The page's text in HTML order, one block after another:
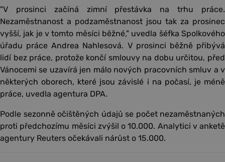
"V prosinci začíná zimní přestávka na trhu práce.
Nezaměstnanost a podzaměstnanost jsou tak za prosinec
vyšší, jak je v tomto měsíci běžné," uvedla šéfka Spolkového
úřadu práce Andrea Nahlesová. V prosinci běžně přibývá
lidí bez práce, protože končí smlouvy na dobu určitou, před
Vánocemi se uzavírá jen málo nových pracovních smluv a v
některých oborech, které jsou závislé i na počasí, je méně
práce, uvedla agentura DPA.
Podle sezonně očištěných údajů se počet nezaměstnaných
proti předchozímu měsíci zvýšil o 10.000. Analytici v anketě
agentury Reuters očekávali nárůst o 15.000.